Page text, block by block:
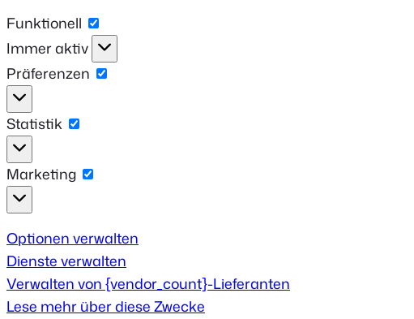
Funktionell
Funktionell
Immer aktiv
Präferenzen
Präferenzen
Statistik
Statistik
Marketing
Marketing
Optionen verwalten
Dienste verwalten
Verwalten von {vendor_count}-Lieferanten
Lese mehr über diese Zwecke